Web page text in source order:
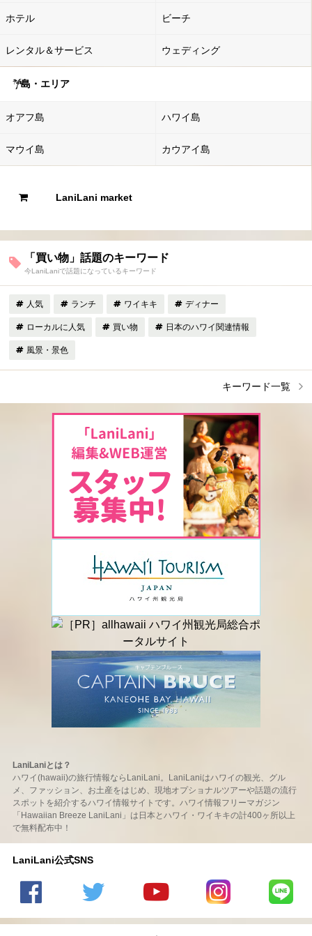
ホテル ビーチ
レンタル＆サービス ウェディング
島・エリア
オアフ島 ハワイ島
マウイ島 カウアイ島
LaniLani market
「買い物」話題のキーワード
今LaniLaniで話題になっているキーワード
人気 ランチ ワイキキ ディナー
ローカルに人気 買い物 日本のハワイ関連情報
風景・景色
キーワード一覧
LaniLaniとは？
ハワイ(hawaii)の旅行情報ならLaniLani。LaniLaniはハワイの観光、グル
メ、ファッション、お土産をはじめ、現地オプショナルツアーや話題の流行
スポットを紹介するハワイ情報サイトです。ハワイ情報フリーマガジン
「Hawaiian Breeze LaniLani」は日本とハワイ・ワイキキの計400ヶ所以上
で無料配布中！
LaniLani公式SNS
の
のtwitter
の
LaniLani
LaniLani